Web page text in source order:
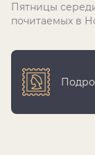
Пятницы
почитаемых в